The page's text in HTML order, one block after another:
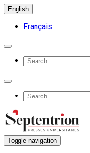
English
Français
Toggle navigation